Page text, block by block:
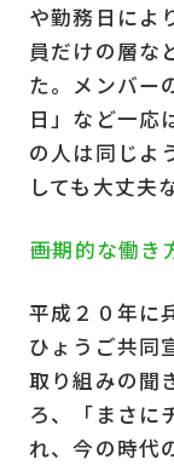
や勤務日によ
員だけの層な
た。メンバー
日」など一応
の人は同じよ
しても大丈夫
――画期的な働き
平成２０年に
ひょうご共同
取り組みの聞
ろ、「まさに
れ、今の時代